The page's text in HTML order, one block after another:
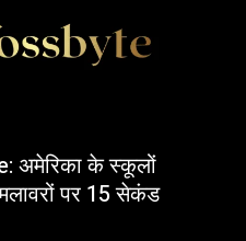
अमेरिका के स्कूलों
पर 15 सेकंड